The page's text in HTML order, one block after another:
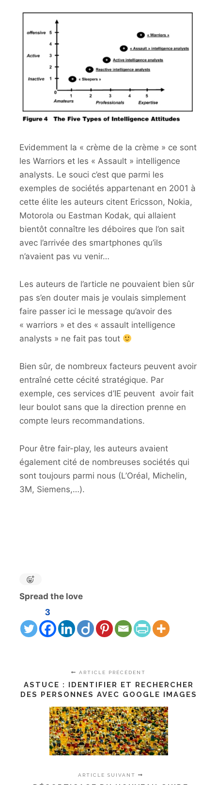
Evidemment la « crème de la crème » ce sont
les Warriors et les « Assault » intelligence
analysts. Le souci c’est que parmi les
exemples de sociétés appartenant en 2001 à
cette élite les auteurs citent Ericsson, Nokia,
Motorola ou Eastman Kodak, qui allaient
bientôt connaître les déboires que l’on sait
avec l’arrivée des smartphones qu’ils
n’avaient pas vu venir…
Les auteurs de l’article ne pouvaient bien sûr
pas s’en douter mais je voulais simplement
faire passer ici le message qu’avoir des
« warriors » et des « assault intelligence
analysts » ne fait pas tout
Bien sûr, de nombreux facteurs peuvent avoir
entraîné cette cécité stratégique. Par
exemple, ces services d’IE peuvent avoir fait
leur boulot sans que la direction prenne en
compte leurs recommandations.
Pour être fair-play, les auteurs avaient
également cité de nombreuses sociétés qui
sont toujours parmi nous (L’Oréal, Michelin,
3M, Siemens,…).
Spread the love
3
ARTICLE PRÉCÉDENT
ASTUCE : IDENTIFIER ET RECHERCHER
DES PERSONNES AVEC GOOGLE IMAGES
ARTICLE SUIVANT